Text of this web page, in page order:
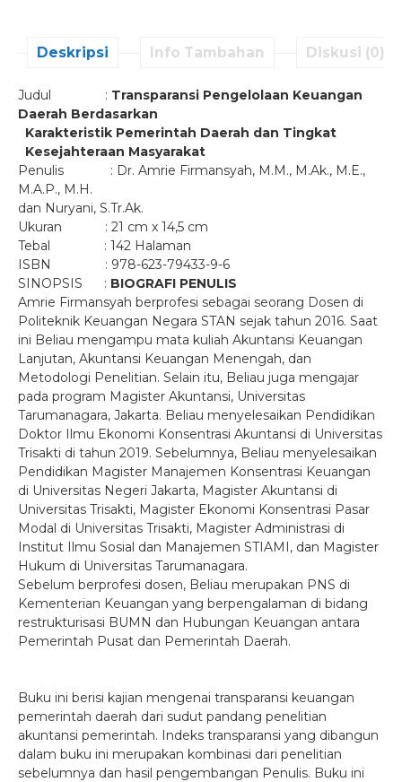
Deskripsi Info Tambahan Diskusi (0)
Judul : Transparansi Pengelolaan Keuangan
Daerah Berdasarkan
Karakteristik Pemerintah Daerah dan Tingkat
Kesejahteraan Masyarakat
Penulis : Dr. Amrie Firmansyah, M.M., M.Ak., M.E.,
M.A.P., M.H.
dan Nuryani, S.Tr.Ak.
Ukuran : 21 cm x 14,5 cm
Tebal : 142 Halaman
ISBN : 978-623-79433-9-6
SINOPSIS : BIOGRAFI PENULIS
Amrie Firmansyah berprofesi sebagai seorang Dosen di
Politeknik Keuangan Negara STAN sejak tahun 2016. Saat
ini Beliau mengampu mata kuliah Akuntansi Keuangan
Lanjutan, Akuntansi Keuangan Menengah, dan
Metodologi Penelitian. Selain itu, Beliau juga mengajar
pada program Magister Akuntansi, Universitas
Tarumanagara, Jakarta. Beliau menyelesaikan Pendidikan
Doktor Ilmu Ekonomi Konsentrasi Akuntansi di Universitas
Trisakti di tahun 2019. Sebelumnya, Beliau menyelesaikan
Pendidikan Magister Manajemen Konsentrasi Keuangan
di Universitas Negeri Jakarta, Magister Akuntansi di
Universitas Trisakti, Magister Ekonomi Konsentrasi Pasar
Modal di Universitas Trisakti, Magister Administrasi di
Institut Ilmu Sosial dan Manajemen STIAMI, dan Magister
Hukum di Universitas Tarumanagara.
Sebelum berprofesi dosen, Beliau merupakan PNS di
Kementerian Keuangan yang berpengalaman di bidang
restrukturisasi BUMN dan Hubungan Keuangan antara
Pemerintah Pusat dan Pemerintah Daerah.
Buku ini berisi kajian mengenai transparansi keuangan
pemerintah daerah dari sudut pandang penelitian
akuntansi pemerintah. Indeks transparansi yang dibangun
dalam buku ini merupakan kombinasi dari penelitian
sebelumnya dan hasil pengembangan Penulis. Buku ini